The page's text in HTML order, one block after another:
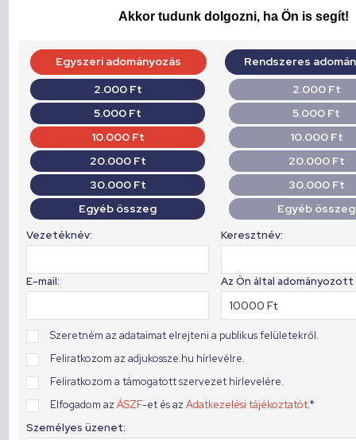
Akkor tudunk dolgozni, ha Ön is segít!